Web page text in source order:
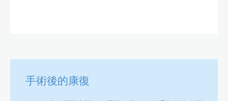
手術後的康復